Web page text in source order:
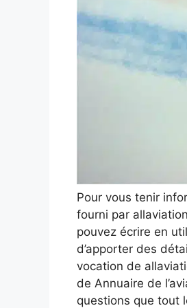
Pour vous tenir
fourni par
pouvez écrire en
d’apporter des
vocation de
de Annuaire de
questions que tout